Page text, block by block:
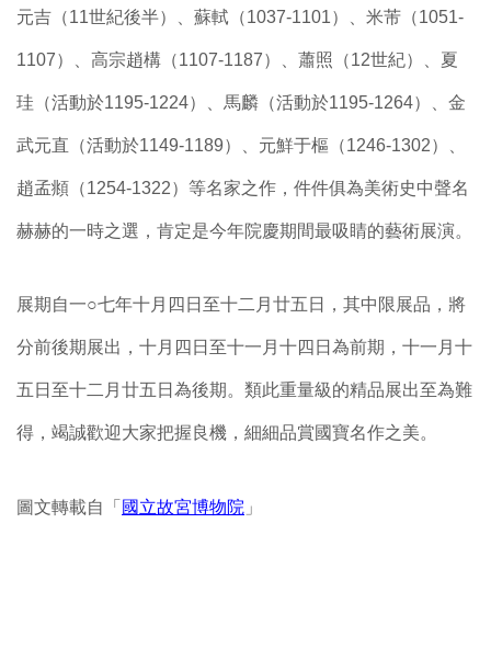
元吉（11世紀後半）、蘇軾（1037-1101）、米芾（1051-
1107）、高宗趙構（1107-1187）、蕭照（12世紀）、夏
珪（活動於1195-1224）、馬麟（活動於1195-1264）、金
武元直（活動於1149-1189）、元鮮于樞（1246-1302）、
趙孟頫（1254-1322）等名家之作，件件俱為美術史中聲名
赫赫的一時之選，肯定是今年院慶期間最吸睛的藝術展演。
展期自一○七年十月四日至十二月廿五日，其中限展品，將
分前後期展出，十月四日至十一月十四日為前期，十一月十
五日至十二月廿五日為後期。類此重量級的精品展出至為難
得，竭誠歡迎大家把握良機，細細品賞國寶名作之美。
圖文轉載自「 國立故宮博物院 」